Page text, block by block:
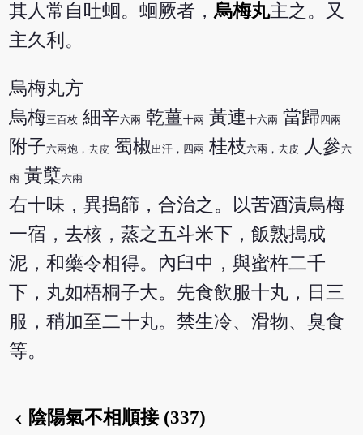
其人常自吐蛔。蛔厥者，烏梅丸主之。又
主久利。
烏梅丸方
烏梅三百枚 細辛六兩 乾薑十兩 黃連十六兩 當歸四兩
附子六兩炮，去皮 蜀椒出汗，四兩 桂枝六兩，去皮 人參六
兩 黃櫱六兩
右十味，異搗篩，合治之。以苦酒漬烏梅
一宿，去核，蒸之五斗米下，飯熟搗成
泥，和藥令相得。內臼中，與蜜杵二千
下，丸如梧桐子大。先食飲服十丸，日三
服，稍加至二十丸。禁生冷、滑物、臭食
等。
chevron_left 陰陽氣不相順接 (337)